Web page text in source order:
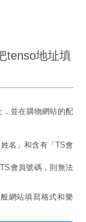
tenso地址填
並在購物網站的配
名」和含有「TS會
會員號碼，則無法
網站填寫格式和樂